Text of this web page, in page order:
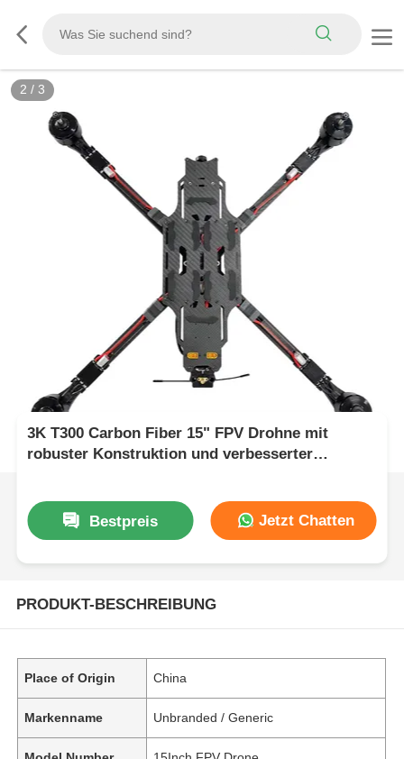
2 / 3
3K T300 Carbon Fiber 15" FPV Drohne mit
robuster Konstruktion und verbesserter
Bestpreis Jetzt Chatten
PRODUKT-BESCHREIBUNG
Place of Origin China
Markenname Unbranded / Generic